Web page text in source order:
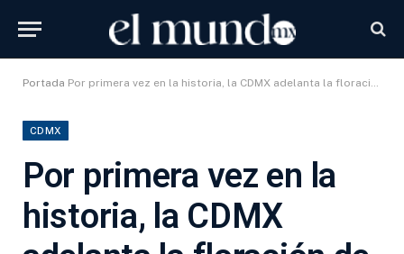
Portada Por primera vez en la historia, la CDMX adelanta la floración de cempasúchil para el Mundial 2026
CDMX
Por primera vez en la
historia, la CDMX